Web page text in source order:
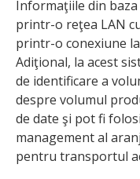
Informaţiile din baza
printr-o reţea LAN
printr-o conexiune
Adiţional, la acest
de identificare a
despre volumul
de date şi pot fi
management al
pentru transportul